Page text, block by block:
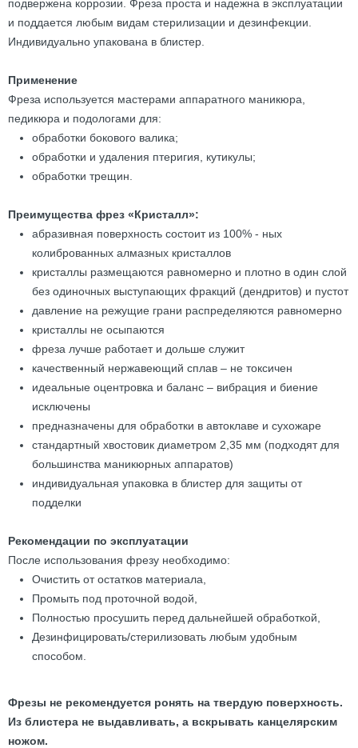
подвержена коррозии. Фреза проста и надежна в эксплуатации
и поддается любым видам стерилизации и дезинфекции.
Индивидуально упакована в блистер.
Применение
Фреза используется мастерами аппаратного маникюра,
педикюра и подологами для:
обработки бокового валика;
обработки и удаления птеригия, кутикулы;
обработки трещин.
Преимущества фрез «Кристалл»:
абразивная поверхность состоит из 100% - ных
колиброванных алмазных кристаллов
кристаллы размещаются равномерно и плотно в один слой
без одиночных выступающих фракций (дендритов) и пустот
давление на режущие грани распределяются равномерно
кристаллы не осыпаются
фреза лучше работает и дольше служит
качественный нержавеющий сплав – не токсичен
идеальные оцентровка и баланс – вибрация и биение
исключены
предназначены для обработки в автоклаве и сухожаре
стандартный хвостовик диаметром 2,35 мм (подходят для
большинства маникюрных аппаратов)
индивидуальная упаковка в блистер для защиты от
подделки
Рекомендации по эксплуатации
После использования фрезу необходимо:
Очистить от остатков материала,
Промыть под проточной водой,
Полностью просушить перед дальнейшей обработкой,
Дезинфицировать/стерилизовать любым удобным
способом.
Фрезы не рекомендуется ронять на твердую поверхность.
Из блистера не выдавливать, а вскрывать канцелярским
ножом.